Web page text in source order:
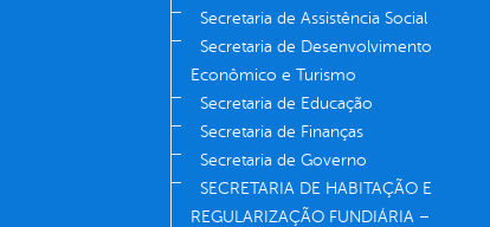
Secretaria de Assistência Social
Secretaria de Desenvolvimento
Econômico e Turismo
Secretaria de Educação
Secretaria de Finanças
Secretaria de Governo
SECRETARIA DE HABITAÇÃO E
REGULARIZAÇÃO FUNDIÁRIA –